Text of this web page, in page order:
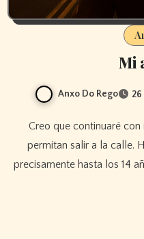
Mi
Anxo Do Rego
Creo que continuaré con mi agenda diaria hasta que me
permitan salir a la calle.
precisamente hasta los 14